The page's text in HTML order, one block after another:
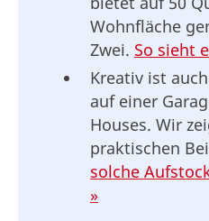
Wohnfläche
Zwei. So sieht
Kreativ ist
auf einer
Houses. Wir
praktischen
solche
»